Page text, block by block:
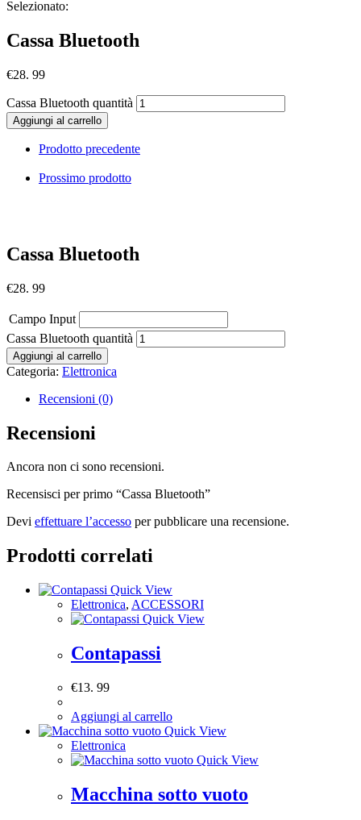
Selezionato:
Cassa Bluetooth
€28. 99
Cassa Bluetooth quantità
Aggiungi al carrello
Prodotto precedente
Prossimo prodotto
Cassa Bluetooth
€28. 99
Campo Input
Cassa Bluetooth quantità
Aggiungi al carrello
Categoria: Elettronica
Recensioni (0)
Recensioni
Ancora non ci sono recensioni.
Recensisci per primo “Cassa Bluetooth”
Devi effettuare l’accesso per pubblicare una recensione.
Prodotti correlati
Quick View
Elettronica, ACCESSORI
Quick View
Contapassi
€13. 99
Aggiungi al carrello
Quick View
Elettronica
Quick View
Macchina sotto vuoto